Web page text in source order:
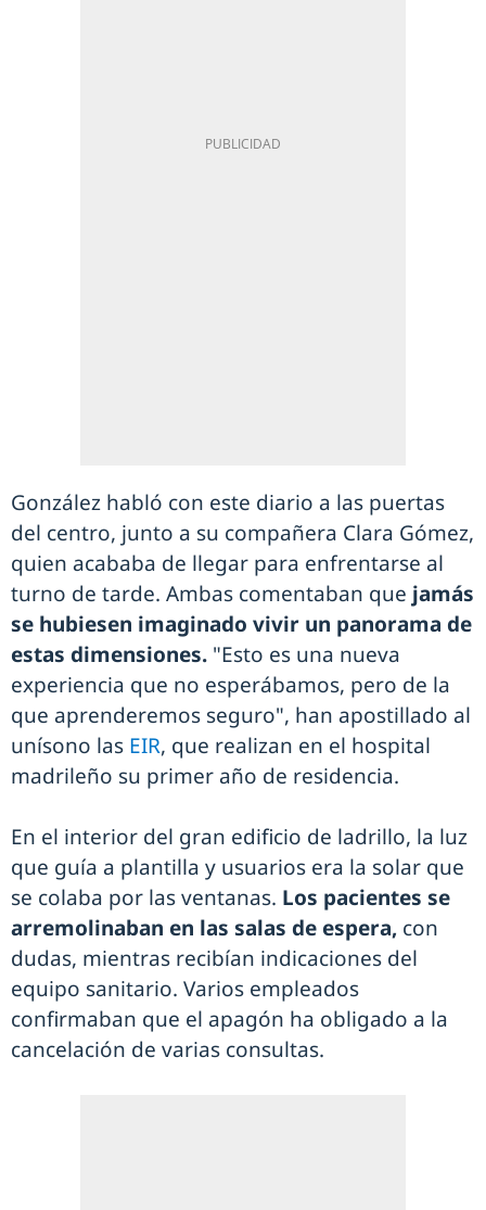
González habló con este diario a las puertas
del centro, junto a su compañera Clara Gómez,
quien acababa de llegar para enfrentarse al
turno de tarde. Ambas comentaban que jamás
se hubiesen imaginado vivir un panorama de
estas dimensiones. "Esto es una nueva
experiencia que no esperábamos, pero de la
que aprenderemos seguro", han apostillado al
unísono las EIR, que realizan en el hospital
madrileño su primer año de residencia.
En el interior del gran edificio de ladrillo, la luz
que guía a plantilla y usuarios era la solar que
se colaba por las ventanas. Los pacientes se
arremolinaban en las salas de espera, con
dudas, mientras recibían indicaciones del
equipo sanitario. Varios empleados
confirmaban que el apagón ha obligado a la
cancelación de varias consultas.